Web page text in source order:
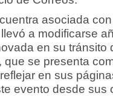
asociada
a modificarse
en su tránsito
que se presenta
en sus
evento desde sus